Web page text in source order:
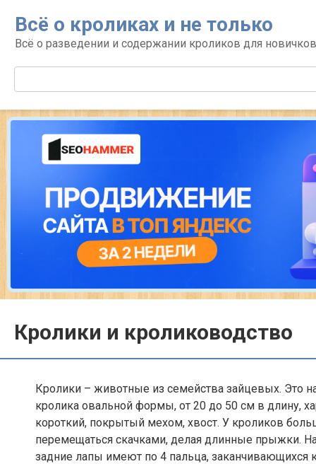
контенту
Всё о кроликах и не только
Всё о разведении и содержании кроликов для
Кролики и кролиководство
Кролики – животные из семейства зайцевых. Это
кролика овальной формы, от 20 до 50 см в длину,
короткий, покрытый мехом, хвост. У кроликов
перемещаться скачками, делая длинные прыжки.
задние лапы имеют по 4 пальца, заканчивающихся